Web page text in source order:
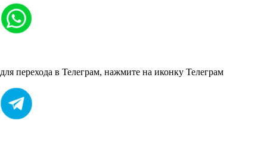
для перехода в Телеграм, нажмите на иконку Телеграм